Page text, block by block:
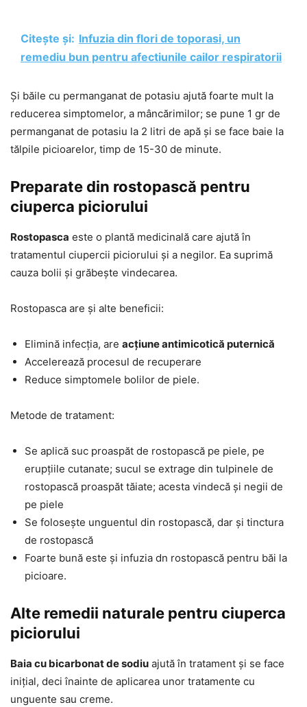
Citește și: Infuzia din flori de toporasi, un
remediu bun pentru afectiunile cailor respiratorii
Și băile cu permanganat de potasiu ajută foarte mult la
reducerea simptomelor, a mâncărimilor; se pune 1 gr de
permanganat de potasiu la 2 litri de apă și se face baie la
tălpile picioarelor, timp de 15-30 de minute.
Preparate din rostopască pentru
ciuperca piciorului
Rostopasca este o plantă medicinală care ajută în
tratamentul ciupercii piciorului și a negilor. Ea suprimă
cauza bolii și grăbește vindecarea.
Rostopasca are și alte beneficii:
Elimină infecția, are acțiune antimicotică puternică
Accelerează procesul de recuperare
Reduce simptomele bolilor de piele.
Metode de tratament:
Se aplică suc proaspăt de rostopască pe piele, pe
erupțiile cutanate; sucul se extrage din tulpinele de
rostopască proaspăt tăiate; acesta vindecă și negii de
pe piele
Se folosește unguentul din rostopască, dar și tinctura
de rostopască
Foarte bună este și infuzia dn rostopască pentru băi la
picioare.
Alte remedii naturale pentru ciuperca
piciorului
Baia cu bicarbonat de sodiu ajută în tratament și se face
inițial, deci înainte de aplicarea unor tratamente cu
unguente sau creme.